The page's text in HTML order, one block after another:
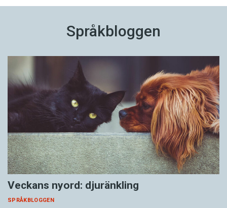
Språkbloggen
Veckans nyord: djuränkling
SPRÅKBLOGGEN